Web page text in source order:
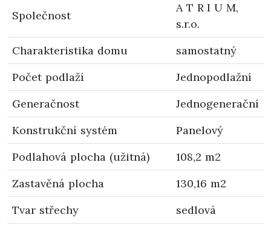
Společnost
A T R I U M,
s.r.o.
Charakteristika domu
samostatný
Počet podlaží
Jednopodlažní
Generačnost
Jednogenerační
Konstrukční systém
Panelový
Podlahová plocha (užitná)
108,2 m2
Zastavěná plocha
130,16 m2
Tvar střechy
sedlová